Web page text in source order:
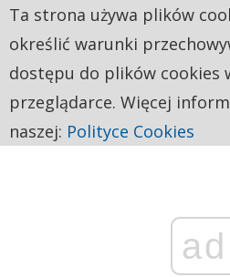
ad
Ta strona używa plików
określić warunki
dostępu do plików cookies
przeglądarce. Więcej
naszej: Polityce Cookies